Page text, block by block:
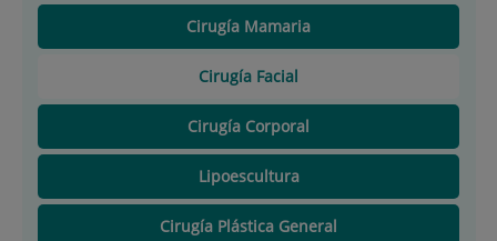
Cirugía Mamaria
Cirugía Facial
Cirugía Corporal
Lipoescultura
Cirugía Plástica General